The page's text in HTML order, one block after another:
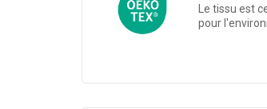
Le tissu est
pour